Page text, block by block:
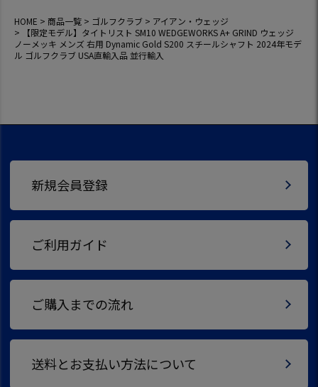
HOME 商品一覧 ゴルフクラブ
アイアン・ウェッジ
【限定モデル】タイトリスト SM10 WEDGEWORKS A+ GRIND ウェッジ
ノーメッキ メンズ 右用 Dynamic Gold S200 スチールシャフト 2024年モデ
ル ゴルフクラブ USA直輸入品 並行輸入
新規会員登録
ご利用ガイド
ご購入までの流れ
送料とお支払い方法について